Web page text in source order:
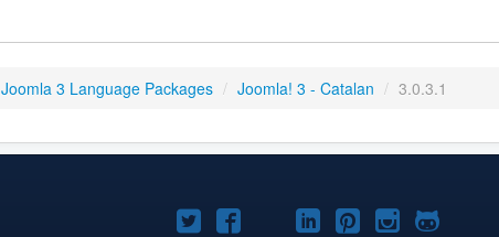
Joomla 3 Language Packages / Joomla! 3 - Catalan / 3.0.3.1
Joomla!Joomla!Joomla!
Joomla!Joomla!
Joomla!Joomla!